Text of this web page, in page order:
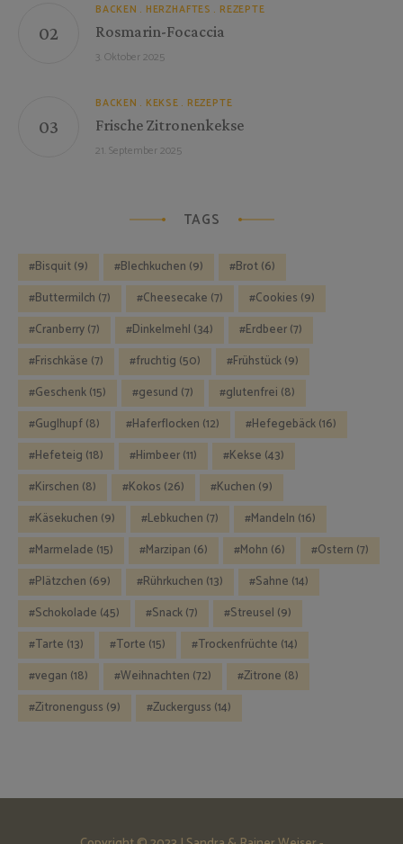
BACKEN HERZHAFTES REZEPTE
Rosmarin-Focaccia
3. Oktober 2025
BACKEN KEKSE REZEPTE
Frische Zitronenkekse
21. September 2025
TAGS
Bisquit(9) Blechkuchen (9) Brot(6)
Buttermilch (7) Cheesecake (7) Cookies (9)
Cranberry(7) Dinkelmehl (34) Erdbeer(7)
Frischkäse (7) fruchtig (50) Frühstück(9)
Geschenk(15) gesund (7) glutenfrei (8)
Guglhupf(8) Haferflocken (12) Hefegebäck(16)
Hefeteig (18) Himbeer(11) Kekse (43)
Kirschen (8) Kokos (26) Kuchen (9)
Käsekuchen (9) Lebkuchen (7) Mandeln (16)
Marmelade (15) Marzipan (6) Mohn (6) Ostern (7)
Plätzchen (69) Rührkuchen (13) Sahne (14)
Schokolade (45) Snack(7) Streusel (9)
Tarte (13) Torte (15) Trockenfrüchte (14)
vegan (18) Weihnachten (72) Zitrone (8)
Zitronenguss (9) Zuckerguss (14)